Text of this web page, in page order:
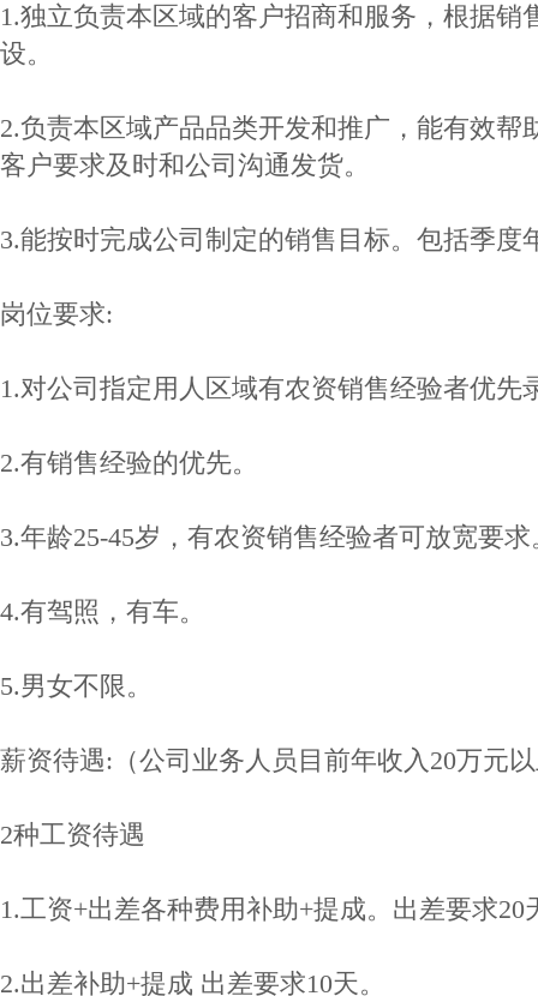
1.独立负责本区域的客户招商和服务，根据
设。
2.负责本区域产品品类开发和推广，能有效帮
客户要求及时和公司沟通发货。
3.能按时完成公司制定的销售目标。包括季度
岗位要求:
1.对公司指定用人区域有农资销售经验者优先
2.有销售经验的优先。
3.年龄25-45岁，有农资销售经验者可放宽要求
4.有驾照，有车。
5.男女不限。
薪资待遇:（公司业务人员目前年收入20万元
2种工资待遇
1.工资+出差各种费用补助+提成。出差要求20
2.出差补助+提成 出差要求10天。